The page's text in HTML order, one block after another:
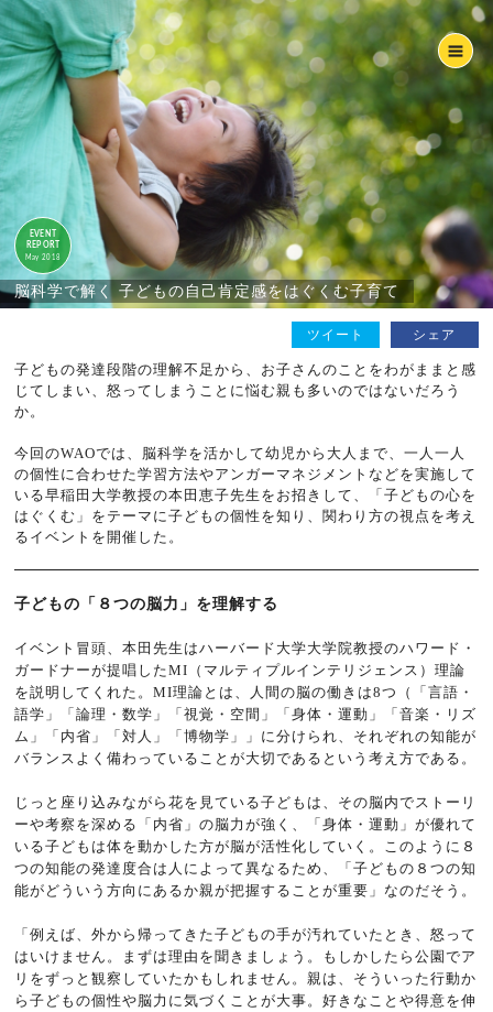
EVENT
REPORT
May 2018
脳科学で解く 子どもの自己肯定感をはぐくむ子育て
ツイート シェア
子どもの発達段階の理解不足から、お子さんのことをわがままと感
じてしまい、怒ってしまうことに悩む親も多いのではないだろう
か。
今回のWAOでは、脳科学を活かして幼児から大人まで、一人一人
の個性に合わせた学習方法やアンガーマネジメントなどを実施して
いる早稲田大学教授の本田恵子先生をお招きして、「子どもの心を
はぐくむ」をテーマに子どもの個性を知り、関わり方の視点を考え
るイベントを開催した。
子どもの「８つの脳力」を理解する
イベント冒頭、本田先生はハーバード大学大学院教授のハワード・
ガードナーが提唱したMI（マルティプルインテリジェンス）理論
を説明してくれた。MI理論とは、人間の脳の働きは8つ（「言語・
語学」「論理・数学」「視覚・空間」「身体・運動」「音楽・リズ
ム」「内省」「対人」「博物学」」に分けられ、それぞれの知能が
バランスよく備わっていることが大切であるという考え方である。
じっと座り込みながら花を見ている子どもは、その脳内でストーリ
ーや考察を深める「内省」の脳力が強く、「身体・運動」が優れて
いる子どもは体を動かした方が脳が活性化していく。このように８
つの知能の発達度合は人によって異なるため、「子どもの８つの知
能がどういう方向にあるか親が把握することが重要」なのだそう。
「例えば、外から帰ってきた子どもの手が汚れていたとき、怒って
はいけません。まずは理由を聞きましょう。もしかしたら公園でア
リをずっと観察していたかもしれません。親は、そういった行動か
ら子どもの個性や脳力に気づくことが大事。好きなことや得意を伸